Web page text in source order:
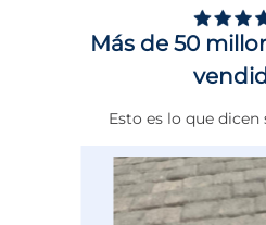
GéneroMás de 50
Esto es lo que